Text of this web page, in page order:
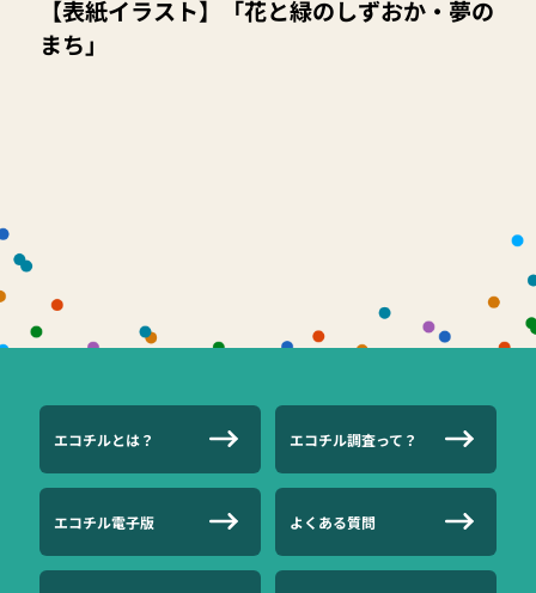
【表紙イラスト】「花と緑のしずおか・夢の
まち」
エコチルとは？ エコチル調査って？
エコチル電子版 よくある質問